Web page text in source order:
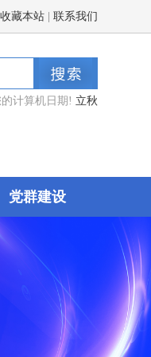
收藏本站| 联系我们
计算机日期! 立秋
党群建设